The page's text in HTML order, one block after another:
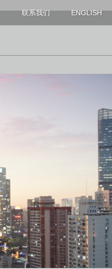
房型单位
建筑设计
建筑设计
联系我们 ENGLISH